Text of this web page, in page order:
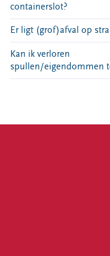
containerslot?
Er ligt (grof)afval op
Kan ik verloren
spullen/eigendommen